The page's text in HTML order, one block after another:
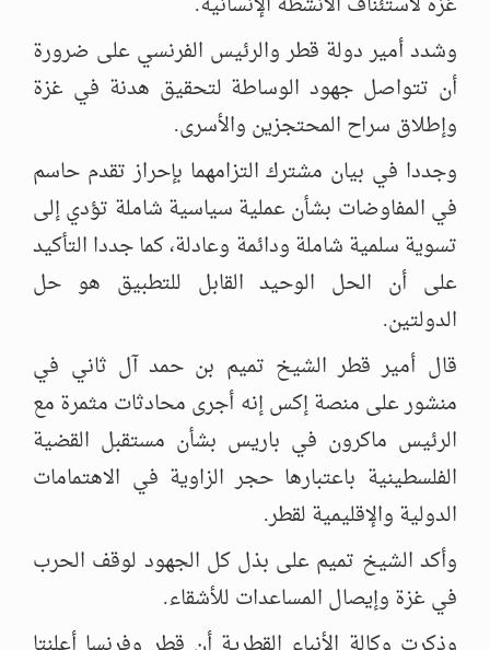
وشدد أمير دولة قطر والرئيس الفرنسي على ضرورة
أن تتواصل جهود الوساطة لتحقيق هدنة في غزة
وإطلاق سراح المحتجزين والأسرى.
وجددا في بيان مشترك التزامهما بإحراز تقدم حاسم
في المفاوضات بشأن عملية سياسية شاملة تؤدي إلى
تسوية سلمية شاملة ودائمة وعادلة، كما جددا التأكيد
على أن الحل الوحيد القابل للتطبيق هو حل
الدولتين.
قال أمير قطر الشيخ تميم بن حمد آل ثاني في
منشور على منصة إكس إنه أجرى محادثات مثمرة مع
الرئيس ماكرون في باريس بشأن مستقبل القضية
الفلسطينية باعتبارها حجر الزاوية في الاهتمامات
الدولية والإقليمية لقطر.
وأكد الشيخ تميم على بذل كل الجهود لوقف الحرب
في غزة وإيصال المساعدات للأشقاء.